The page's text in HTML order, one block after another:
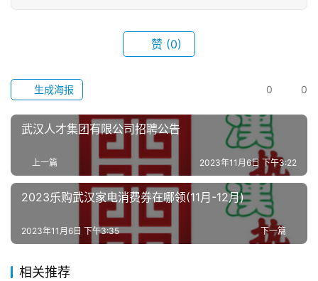
游
生
科
赞 (0)
0 0
生成海报
武汉人才集团有限公司招聘公告
上一篇 2023年11月6日 下午3:22
2023乐购武汉家电消费券在哪领(11月-12月)
下一篇
2023年11月6日 下午3:35
相关推荐